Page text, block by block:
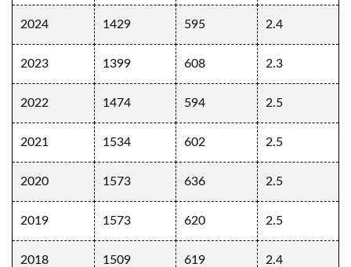
2024 1429 595 2.4
2023 1399 608 2.3
2022 1474 594 2.5
2021 1534 602 2.5
2020 1573 636 2.5
2019 1573 620 2.5
2018 1509 619 2.4